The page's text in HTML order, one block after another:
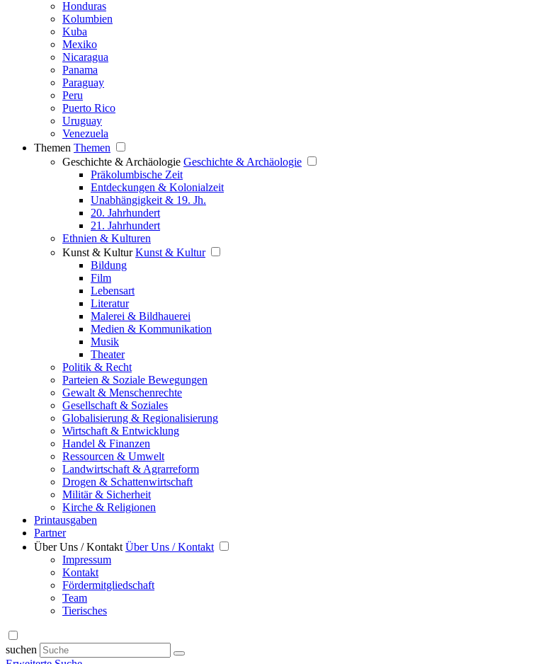
Honduras
Kolumbien
Kuba
Mexiko
Nicaragua
Panama
Paraguay
Peru
Puerto Rico
Uruguay
Venezuela
Themen Themen
Geschichte & Archäologie Geschichte & Archäologie
Präkolumbische Zeit
Entdeckungen & Kolonialzeit
Unabhängigkeit & 19. Jh.
20. Jahrhundert
21. Jahrhundert
Ethnien & Kulturen
Kunst & Kultur Kunst & Kultur
Bildung
Film
Lebensart
Literatur
Malerei & Bildhauerei
Medien & Kommunikation
Musik
Theater
Politik & Recht
Parteien & Soziale Bewegungen
Gewalt & Menschenrechte
Gesellschaft & Soziales
Globalisierung & Regionalisierung
Wirtschaft & Entwicklung
Handel & Finanzen
Ressourcen & Umwelt
Landwirtschaft & Agrarreform
Drogen & Schattenwirtschaft
Militär & Sicherheit
Kirche & Religionen
Printausgaben
Partner
Über Uns / Kontakt Über Uns / Kontakt
Impressum
Kontakt
Fördermitgliedschaft
Team
Tierisches
suchen